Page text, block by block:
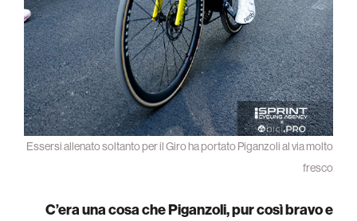
Essersi allenato soltanto per il Giro ha portato Piganzoli al via molto
fresco
C’era una cosa che Piganzoli, pur così bravo e